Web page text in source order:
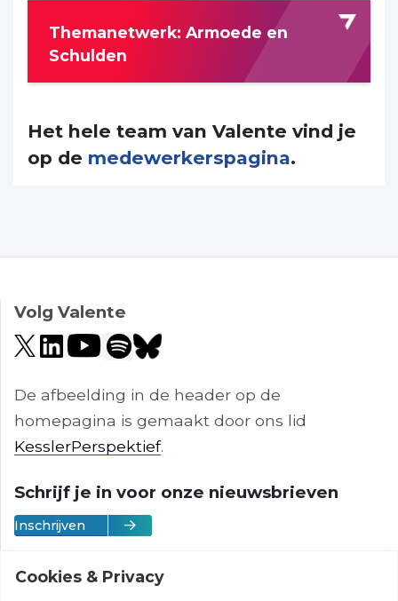
Themanetwerk: Armoede en
Schulden
Het hele team van Valente vind je
op de medewerkerspagina.
Volg Valente
De afbeelding in de header op de
homepagina is gemaakt door ons lid
KesslerPerspektief.
Schrijf je in voor onze nieuwsbrieven
Inschrijven
Cookies & Privacy